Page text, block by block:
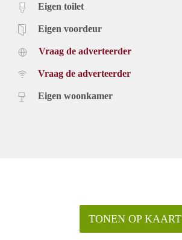
Eigen toilet
Eigen voordeur
Vraag de adverteerder
Vraag de adverteerder
Eigen woonkamer
TONEN OP KAART